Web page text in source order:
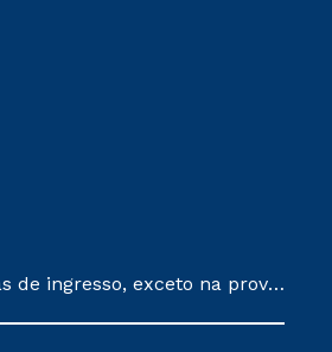
de ingresso, exceto na prova